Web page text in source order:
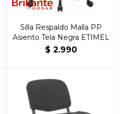
Silla Respaldo Malla PP
Asiento Tela Negra ETIMEL
$ 2.990